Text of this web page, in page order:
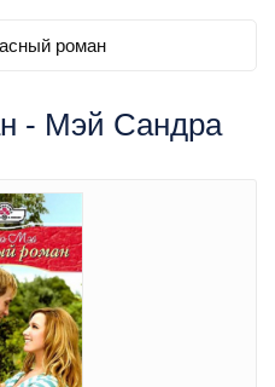
роман
- Мэй Сандра